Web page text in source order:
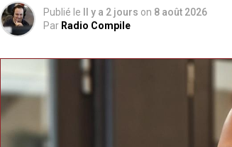
Publié le Il y a 2 jours on 8 août 2026
Par Radio Compile